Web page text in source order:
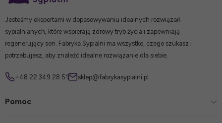
Jesteśmy ekspertami w dopasowywaniu idealnych rozwiązań
sypialnianych, które wspierają zdrowy tryb życia i zapewniają
regenerujący sen. Fabryka Sypialni ma wszystko, czego szukasz i
potrzebujesz, aby znaleźć idealne rozwiązanie dla siebie.
+48 22 349 28 51 sklep@fabrykasypialni.pl
Pomoc